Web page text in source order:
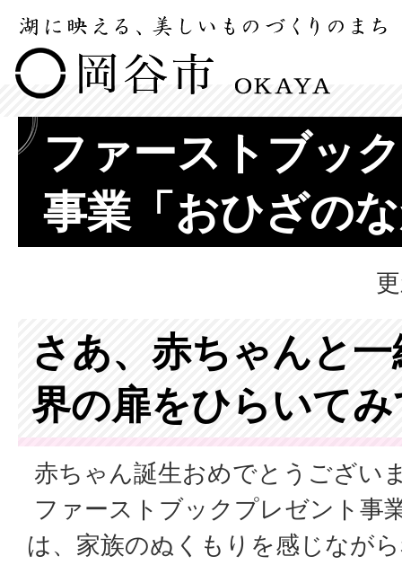
ファーストブッ
事業「おひざの
さあ、赤ちゃんと
界の扉をひらいて
赤ちゃん誕生おめでとうござい
ファーストブックプレゼント事
は、家族のぬくもりを感じなが